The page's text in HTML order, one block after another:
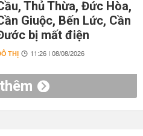
Thủ Thừa, Đức Hòa,
Giuộc, Bến Lức, Cần
bị mất điện
THỊ 11:26 | 08/08/2026